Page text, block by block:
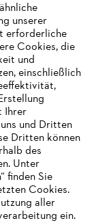
unserer
erforderliche
Cookies, die
und
einschließlich
Ihrer
und Dritten
Dritten können
des
Unter
finden Sie
Cookies.
aller
ein.